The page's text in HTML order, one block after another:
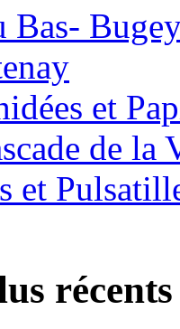
Bas-
et
de la
et
récents